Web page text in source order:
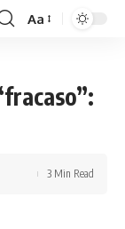
Aa
3 Min Read